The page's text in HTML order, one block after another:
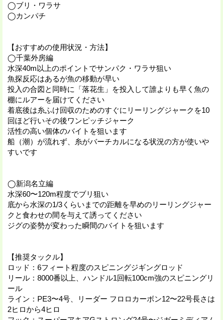
◯ブリ・ワラサ
◯カンパチ
【おすすめの使用状況・方法】
◯千葉外房編
水深40m以上のポイントでサンパク・ワラサ狙い
魚探反応はあるが魚の移動が早い
投入の合図と同時に「落花生」を投入して誰よりも早く魚の
棚にルアーを届けてください
着底後は糸ふけ回収のためのすぐにリーリングジャークを10
回ほど行いその後ワンピッチジャーク
活性の高い個体のバイトを狙います
船（潮）が流れず、糸がバーチカルになる状況の方が使いや
すいです
◯新潟名立編
水深60〜120m程度でブリ狙い
底から水深の1/3くらいまでの距離を早めのリーリングジャー
クと食わせの間を与えて誘ってください
ジグの姿勢が変わった瞬間のバイトを狙います
【推奨タックル】
ロッド：6フィート程度のスピニングジギングロッド
リール：8000番以上、ハンドル1回転100cm強のスピニングリ
ール
ライン：PE3〜4号、リーダー フロロカーボン12〜22号長さは
2ヒロから4ヒロ